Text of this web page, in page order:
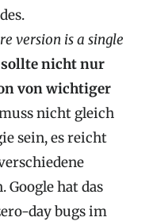
version is a single
sollte nicht nur
von wichtiger
nicht gleich
sein, es reicht
Google hat das
day bugs im